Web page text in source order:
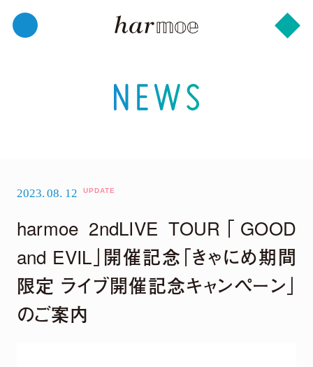
2023. 08. 12
harmoe 2ndLIVE TOUR｢GOOD
and EVIL｣開催記念「きゃにめ期間
限定 ライブ開催記念キャンペーン」
のご案内